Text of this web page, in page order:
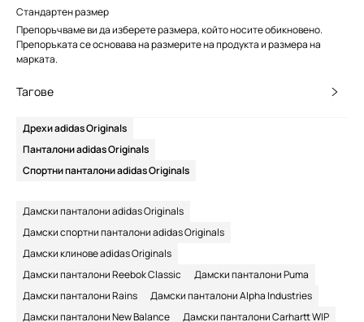
Стандартен размер
Препоръчваме ви да изберете размера, който носите обикновено.
Препоръката се основава на размерите на продукта и размера на
марката.
Тагове
Дрехи adidas Originals
Панталони adidas Originals
Спортни панталони adidas Originals
Дамски панталони adidas Originals
Дамски спортни панталони adidas Originals
Дамски клинове adidas Originals
Дамски панталони Reebok Classic
Дамски панталони Puma
Дамски панталони Rains
Дамски панталони Alpha Industries
Дамски панталони New Balance
Дамски панталони Carhartt WIP